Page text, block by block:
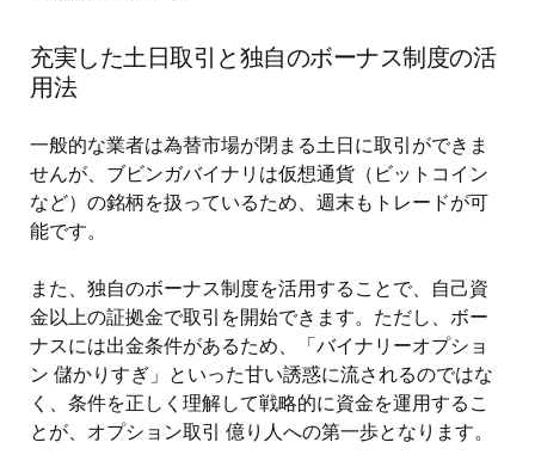
充実した土日取引と独自のボーナス制度の活
用法
一般的な業者は為替市場が閉まる土日に取引ができま
せんが、ブビンガバイナリは仮想通貨（ビットコイン
など）の銘柄を扱っているため、週末もトレードが可
能です。
また、独自のボーナス制度を活用することで、自己資
金以上の証拠金で取引を開始できます。ただし、ボー
ナスには出金条件があるため、「バイナリーオプショ
ン 儲かりすぎ」といった甘い誘惑に流されるのではな
く、条件を正しく理解して戦略的に資金を運用するこ
とが、オプション取引 億り人への第一歩となります。